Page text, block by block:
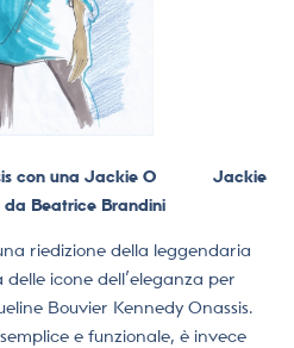
con una Jackie O
Jackie
Beatrice Brandini
riedizione della leggendaria
icone dell’eleganza per
Bouvier Kennedy Onassis.
e funzionale, è invece